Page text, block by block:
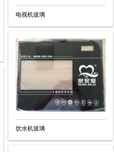
电视机玻璃
饮水机玻璃